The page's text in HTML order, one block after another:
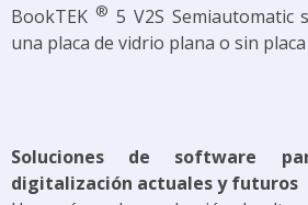
BookTEK ® 5 V2S Semiautomatic
una placa de vidrio plana o sin
Soluciones de software
digitalización actuales y futuros